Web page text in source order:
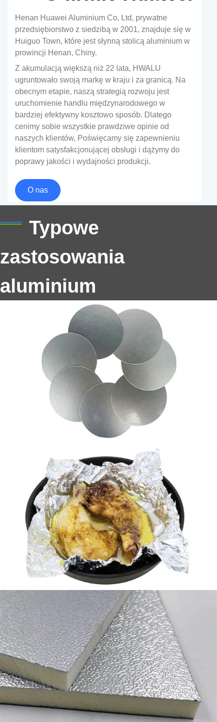
Henan Huawei Aluminium Co, Ltd, prywatne
przedsiębiorstwo z siedzibą w 2001, znajduje się w
Huiguo Town, które jest słynną stolicą aluminium w
prowincji Henan, Chiny.
Z akumulacją większą niż 22 lata, HWALU
ugruntowało swoją markę w kraju i za granicą. Na
obecnym etapie, naszą strategią rozwoju jest
uruchomienie handlu międzynarodowego w
bardziej efektywny kosztowo sposób. Dlatego
cenimy sobie wszystkie prawdziwe opinie od
naszych klientów, Poświęcamy się zapewnieniu
klientom satysfakcjonującej obsługi i dążymy do
poprawy jakości i wydajności produkcji.
O nas
Typowe
zastosowania
aluminium
zakrętek do butelek
zakrętek do butelek na oleje, soki, syropy, i kosmetyki
— szczelna ochrona przed wyciekami i certyfikowane
materiały do ​​kontaktu z żywnością.
Aluminiowa folia gospodarstwa domowego
8011 - Niezawodny, Bezpieczny żywność
& Wszechstronny
Odkryj korzyści z aluminiowej folii gospodarstwa
domowego 8011 Do codziennego użytku w kuchni.
Bezpieczny do kontaktu z żywnością, odporne na
ciepło, i recyklingowe - idealne do pieczenia,
zawijanie, i przechowywania.
Folia aluminiowa do izolowanych płyt
warstwowych
Wysokowydajna folia aluminiowa do izolowanych płyt
warstwowych, zapewniając niską emisyjność,
doskonała paroizolacja dachów, ściany, i chłodnie.
Folia aluminiowa do uszczelniania
W tym artykule omówiono zalety, Aplikacje, typy,
właściwe użytkowanie, porady, ograniczenia,
alternatywy, oraz względy bezpieczeństwa związane
z folią aluminiową do uszczelniania.